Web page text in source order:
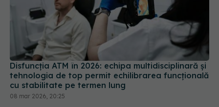
Disfuncția ATM în 2026: echipa multidisciplinară și
tehnologia de top permit echilibrarea funcțională
cu stabilitate pe termen lung
08 mar 2026, 20:25